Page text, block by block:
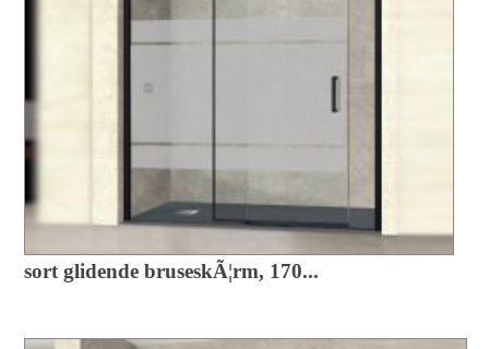
sort glidende bruseskÃ¦rm, 170...